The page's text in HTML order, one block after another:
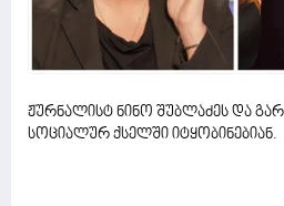
ჟურნალისტ ნინო შუბლაძეს და
სოციალურ ქსელში იტყობინებიან.